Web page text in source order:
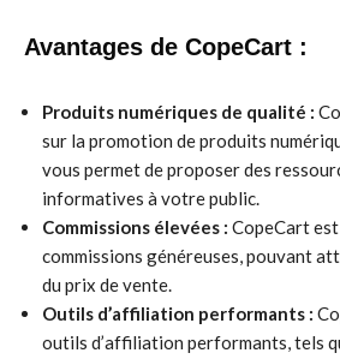
Avantages de CopeCart :
Produits numériques de qualité :
sur la promotion de produits
vous permet de proposer des
informatives à votre public.
Commissions élevées : CopeCart
commissions généreuses, pouvant
du prix de vente.
Outils d’affiliation performants :
outils d’affiliation performants, tels